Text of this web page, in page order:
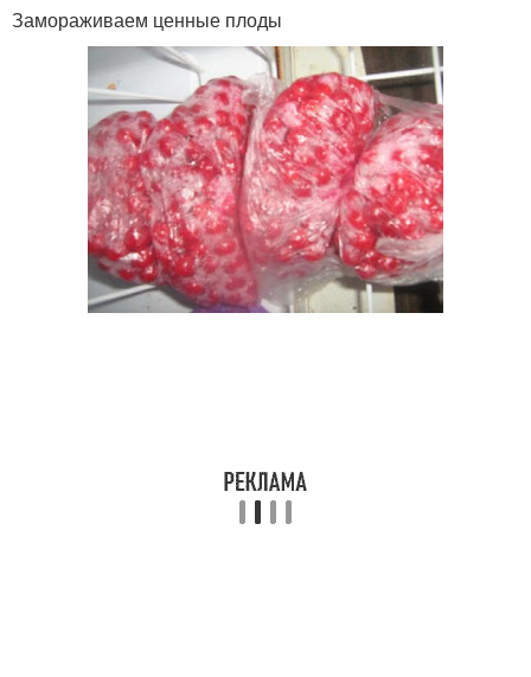
Замораживаем ценные плоды